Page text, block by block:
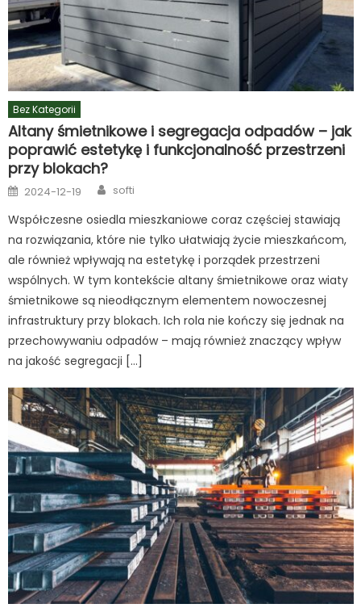
Bez Kategorii
Altany śmietnikowe i segregacja odpadów – jak
poprawić estetykę i funkcjonalność przestrzeni
przy blokach?
Posted
on
2024-12-19 Author
softi
Współczesne osiedla mieszkaniowe coraz częściej stawiają
na rozwiązania, które nie tylko ułatwiają życie mieszkańcom,
ale również wpływają na estetykę i porządek przestrzeni
wspólnych. W tym kontekście altany śmietnikowe oraz wiaty
śmietnikowe są nieodłącznym elementem nowoczesnej
infrastruktury przy blokach. Ich rola nie kończy się jednak na
przechowywaniu odpadów – mają również znaczący wpływ
na jakość segregacji […]